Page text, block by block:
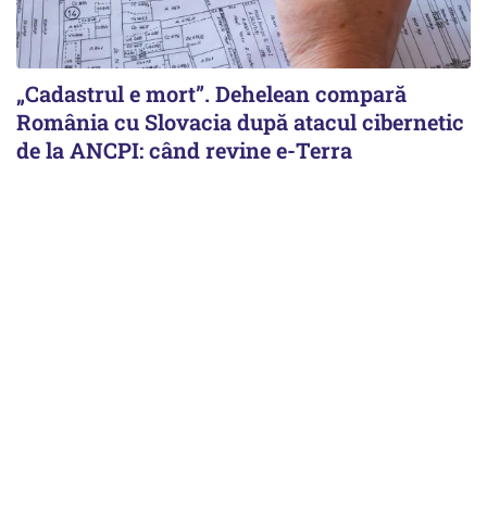
„Cadastrul e mort”. Dehelean compară
România cu Slovacia după atacul cibernetic
de la ANCPI: când revine e-Terra